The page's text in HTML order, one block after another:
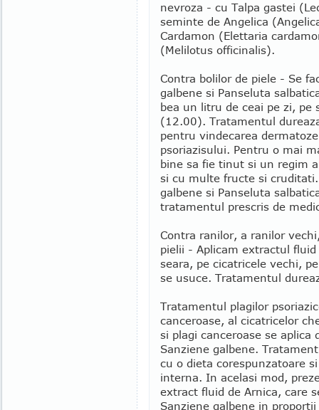
nevroza - cu Talpa gastei
seminte de Angelica
Cardamon (Elettaria
(Melilotus officinalis).
Contra bolilor de piele - Se
galbene si Panseluta
bea un litru de ceai pe zi, pe
(12.00). Tratamentul
pentru vindecarea
psoriazisului. Pentru o mai
bine sa fie tinut si un regim
si cu multe fructe si
galbene si Panseluta
tratamentul prescris de
Contra ranilor, a ranilor
pielii - Aplicam extractul
seara, pe cicatricele vechi,
se usuce. Tratamentul
Tratamentul plagilor
canceroase, al cicatricelor
si plagi canceroase se
Sanziene galbene.
cu o dieta corespunzatoare
interna. In acelasi mod,
extract fluid de Arnica, care
Sanziene galbene in